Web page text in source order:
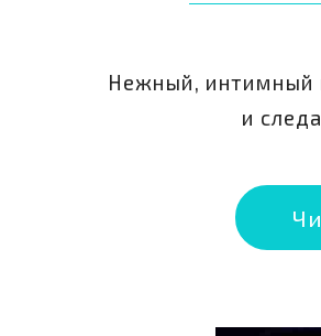
Нежный, интимный
и